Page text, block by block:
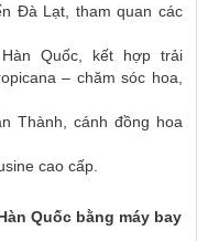
Đà Lạt, tham quan các
Quốc, kết hợp trải
– chăm sóc hoa,
Thành, cánh đồng hoa
cao cấp.
Quốc bằng máy bay